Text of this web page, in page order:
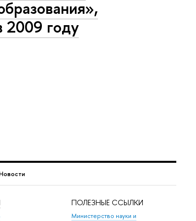
2009 году
ПОЛЕЗНЫЕ ССЫЛКИ
Министерство науки и